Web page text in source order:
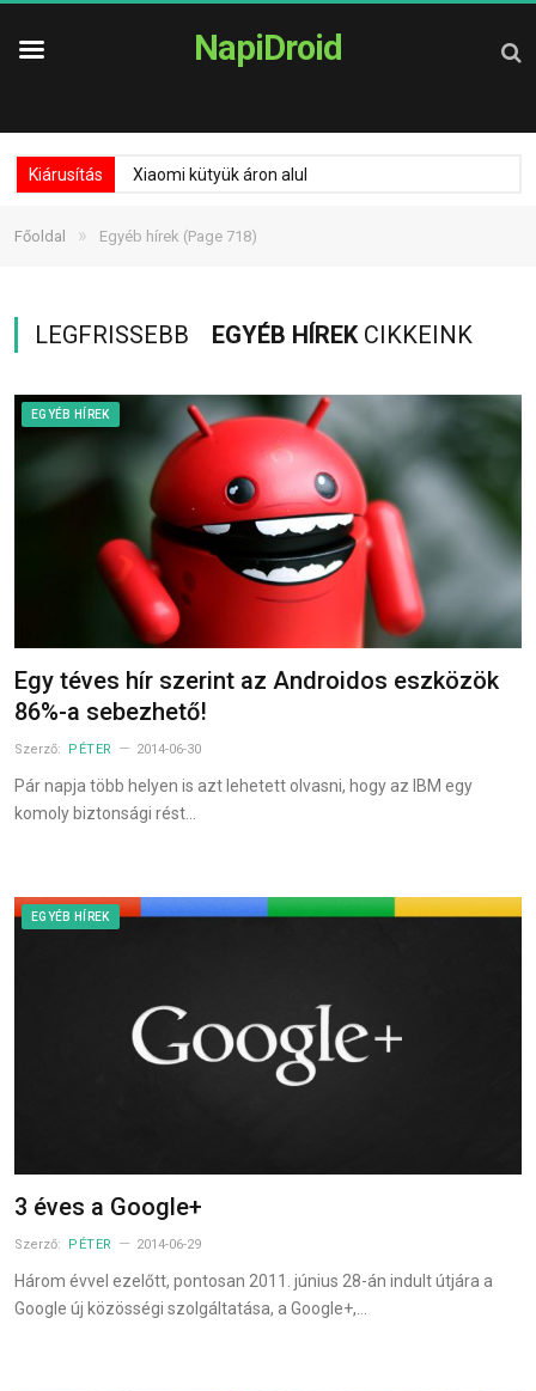
NapiDroid
Kiárusítás Xiaomi kütyük áron alul
Főoldal » Egyéb hírek (Page 718)
LEGFRISSEBB EGYÉB HÍREKCIKKEINK
EGYÉB HÍREK
Egy téves hír szerint az Androidos eszközök
86%-a sebezhető!
Szerző: PÉTER 2014-06-30
Pár napja több helyen is azt lehetett olvasni, hogy az IBM egy
komoly biztonsági rést…
EGYÉB HÍREK
3 éves a Google+
Szerző: PÉTER 2014-06-29
Három évvel ezelőtt, pontosan 2011. június 28-án indult útjára a
Google új közösségi szolgáltatása, a Google+,…